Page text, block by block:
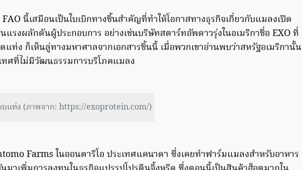
นี้เสมือนเป็นใบเบิกทางชิ้นสำคัญที่ทำให้โอกาสทางธุรกิจเกี่ยวกับแมลงเปิด
แรงผลักดันผู้ประกอบการ อย่างเช่นบริษัทสตาร์ทอัพดาวรุ่งในอเมริกาชื่อ EXO ที่
แท่ง ก็เห็นลู่ทางมหาศาลจากเอกสารชิ้นนี้ เมื่อพวกเขาอ่านพบว่าสหรัฐอเมริกานั้น
ทศที่ไม่มีวัฒนธรรมการบริโภคแมลง
บแท่ง (ภาพจาก: https://exoprotein.com/)
Farms ในออนตาริโอ ประเทศแคนาดา ซึ่งเคยทำฟาร์มแมลงสำหรับอาหาร